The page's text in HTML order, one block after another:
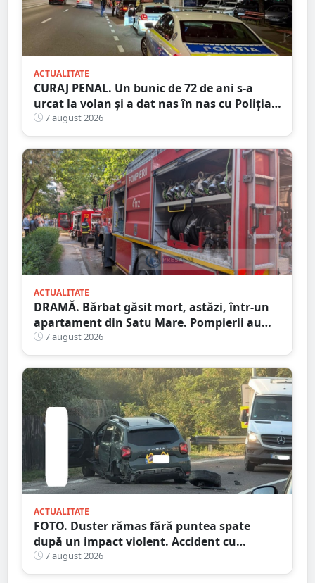
ACTUALITATE
CURAJ PENAL. Un bunic de 72 de ani s-a
urcat la volan și a dat nas în nas cu Poliția
Satu Mare
7 august 2026
ACTUALITATE
DRAMĂ. Bărbat găsit mort, astăzi, într-un
apartament din Satu Mare. Pompierii au
spart ușa
7 august 2026
ACTUALITATE
FOTO. Duster rămas fără puntea spate
după un impact violent. Accident cu
implicarea unei mașini din Satu Mare
7 august 2026